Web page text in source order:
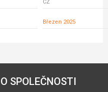
CZ
Březen 2025
O SPOLEČNOSTI